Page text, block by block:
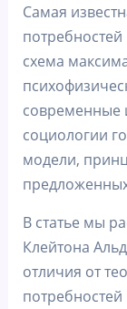
Самая
схема
современные
социологии
модели,
В статье мы
Клейтона
отличия от